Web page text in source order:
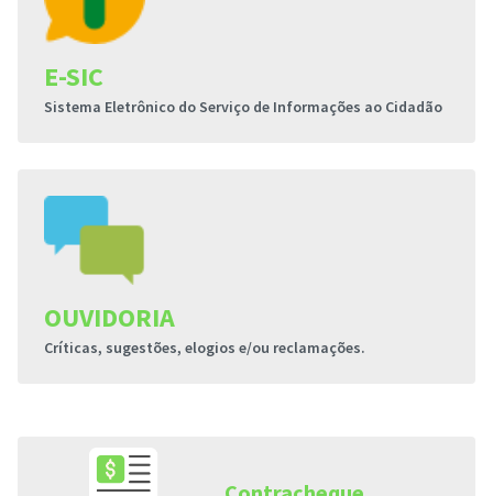
E-SIC
Sistema Eletrônico do Serviço de Informações ao Cidadão
OUVIDORIA
Críticas, sugestões, elogios e/ou reclamações.